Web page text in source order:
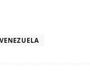
VENEZUELA